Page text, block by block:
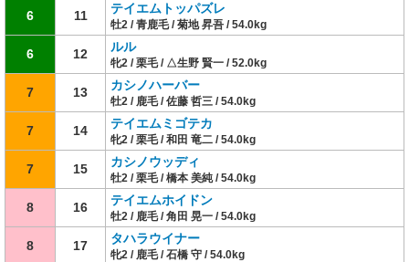
6 11 テイエムトッパズレ
牡2 / 青鹿毛 / 菊地 昇吾 / 54.0kg
6 12 ルル
牝2 / 栗毛 / △生野 賢一 / 52.0kg
7 13 カシノハーバー
牡2 / 鹿毛 / 佐藤 哲三 / 54.0kg
7 14 テイエムミゴテカ
牝2 / 栗毛 / 和田 竜二 / 54.0kg
7 15 カシノウッディ
牡2 / 栗毛 / 橋本 美純 / 54.0kg
8 16 テイエムホイドン
牡2 / 鹿毛 / 角田 晃一 / 54.0kg
8 17 タハラウイナー
牝2 / 鹿毛 / 石橋 守 / 54.0kg